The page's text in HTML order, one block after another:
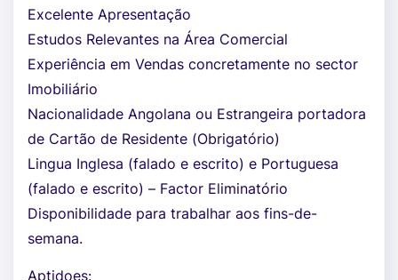
Excelente Apresentação
Estudos Relevantes na Área Comercial
Experiência em Vendas concretamente no sector
Imobiliário
Nacionalidade Angolana ou Estrangeira portadora
de Cartão de Residente (Obrigatório)
Lingua Inglesa (falado e escrito) e Portuguesa
(falado e escrito) – Factor Eliminatório
Disponibilidade para trabalhar aos fins-de-
semana.
Aptidoes: